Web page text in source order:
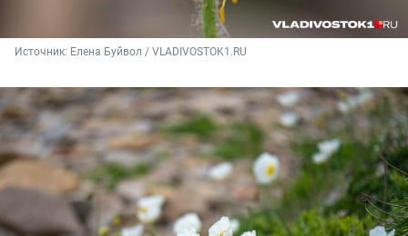
Источник: Елена Буйвол / VLADIVOSTOK1.RU